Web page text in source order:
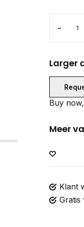
-
Larger
Buy
Meer
Klant
Gratis